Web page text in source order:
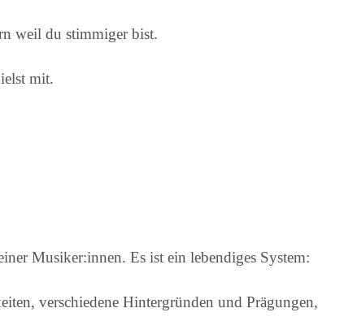
weil du stimmiger bist.
mit.
Musiker:innen. Es ist ein lebendiges System:
verschiedene Hintergründen und Prägungen,